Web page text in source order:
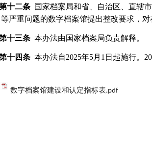
十二条 国家档案局和省、自治区、直辖
严重问题的数字档案馆提出整改要求，
十三条 本办法由国家档案局负责解释。
十四条 本办法自2025年5月1日起施行。
数字档案馆建设和认定指标表.pdf